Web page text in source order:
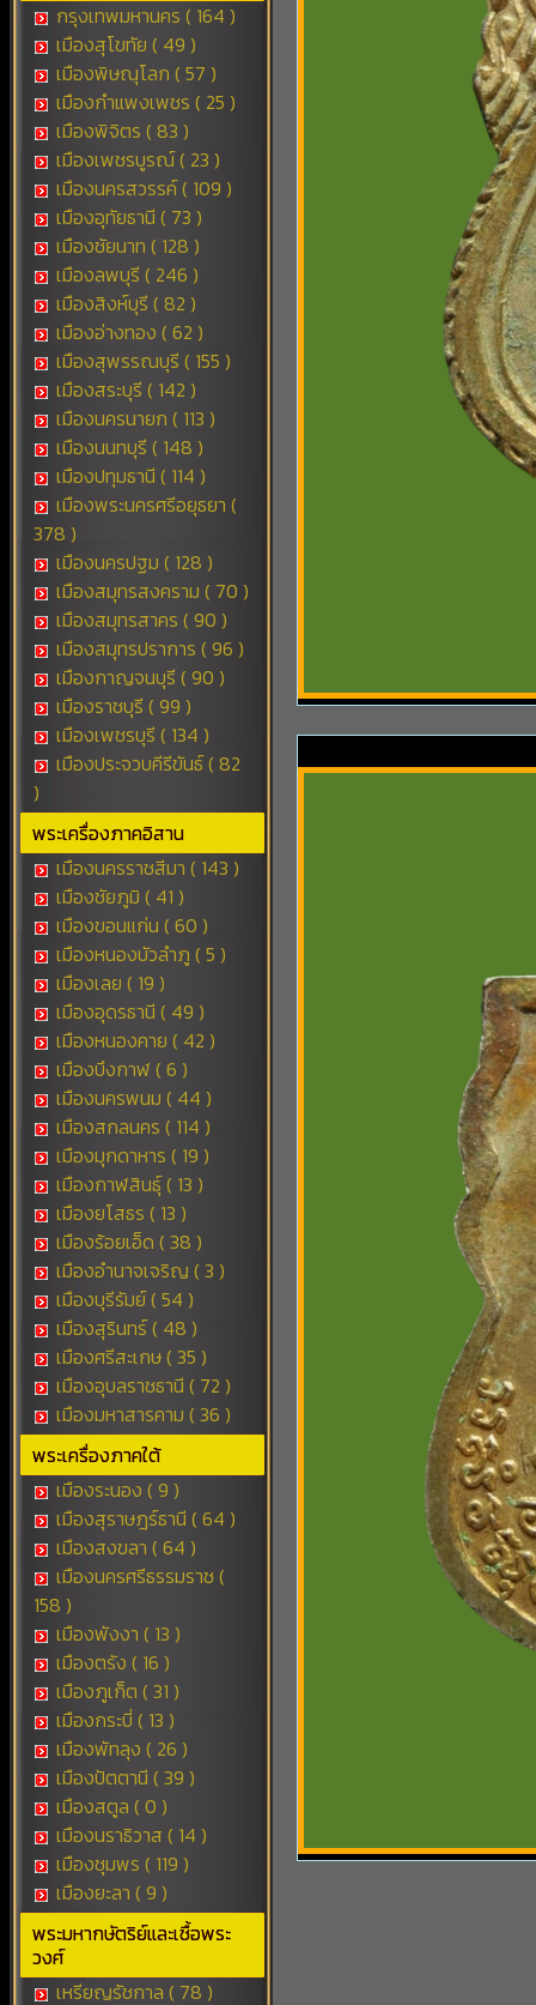
กรุงเทพมหานคร ( 164 )
เมืองสุโขทัย ( 49 )
เมืองพิษณุโลก ( 57 )
เมืองกำแพงเพชร ( 25 )
เมืองพิจิตร ( 83 )
เมืองเพชรบูรณ์ ( 23 )
เมืองนครสวรรค์ ( 109 )
เมืองอุทัยธานี ( 73 )
เมืองชัยนาท ( 128 )
เมืองลพบุรี ( 246 )
เมืองสิงห์บุรี ( 82 )
เมืองอ่างทอง ( 62 )
เมืองสุพรรณบุรี ( 155 )
เมืองสระบุรี ( 142 )
เมืองนครนายก ( 113 )
เมืองนนทบุรี ( 148 )
เมืองปทุมธานี ( 114 )
เมืองพระนครศรีอยุธยา (
378 )
เมืองนครปฐม ( 128 )
เมืองสมุทรสงคราม ( 70 )
เมืองสมุทรสาคร ( 90 )
เมืองสมุทรปราการ ( 96 )
เมืองกาญจนบุรี ( 90 )
เมืองราชบุรี ( 99 )
เมืองเพชรบุรี ( 134 )
เมืองประจวบคีรีขันธ์ ( 82
)
พระเครื่องภาคอิสาน
เมืองนครราชสีมา ( 143 )
เมืองชัยภูมิ ( 41 )
เมืองขอนแก่น ( 60 )
เมืองหนองบัวลำภู ( 5 )
เมืองเลย ( 19 )
เมืองอุดรธานี ( 49 )
เมืองหนองคาย ( 42 )
เมืองบึงกาฬ ( 6 )
เมืองนครพนม ( 44 )
เมืองสกลนคร ( 114 )
เมืองมุกดาหาร ( 19 )
เมืองกาฬสินธุ์ ( 13 )
เมืองยโสธร ( 13 )
เมืองร้อยเอ็ด ( 38 )
เมืองอำนาจเจริญ ( 3 )
เมืองบุรีรัมย์ ( 54 )
เมืองสุรินทร์ ( 48 )
เมืองศรีสะเกษ ( 35 )
เมืองอุบลราชธานี ( 72 )
เมืองมหาสารคาม ( 36 )
พระเครื่องภาคใต้
เมืองระนอง ( 9 )
เมืองสุราษฎร์ธานี ( 64 )
เมืองสงขลา ( 64 )
เมืองนครศรีธรรมราช (
158 )
เมืองพังงา ( 13 )
เมืองตรัง ( 16 )
เมืองภูเก็ต ( 31 )
เมืองกระบี่ ( 13 )
เมืองพัทลุง ( 26 )
เมืองปัตตานี ( 39 )
เมืองสตูล ( 0 )
เมืองนราธิวาส ( 14 )
เมืองชุมพร ( 119 )
เมืองยะลา ( 9 )
พระมหากษัตริย์และเชื้อพระ
วงศ์
เหรียญรัชกาล ( 78 )